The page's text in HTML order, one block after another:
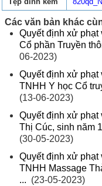
Các văn bản khác
Quyết định xử phạt
Cổ phần Truyền
06-2023)
Quyết định xử phạt
TNHH Y học Cổ
(13-06-2023)
Quyết định xử phạt
Thị Cúc, sinh năm
(30-05-2023)
Quyết định xử phạt
TNHH Massage
... (23-05-2023)